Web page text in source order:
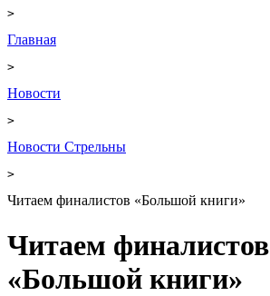
>
Главная
>
Новости
>
Новости Стрельны
>
Читаем финалистов «Большой книги»
Читаем финалистов
«Большой книги»